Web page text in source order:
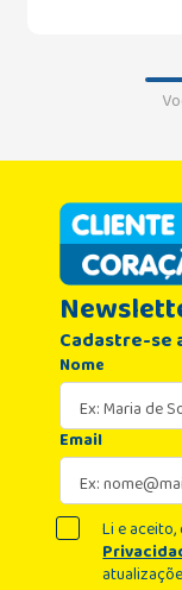
Cadastre-se
Nome
Email
Li e